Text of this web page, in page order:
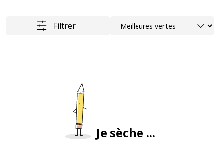
Filtrer Trier
Je sèche ...